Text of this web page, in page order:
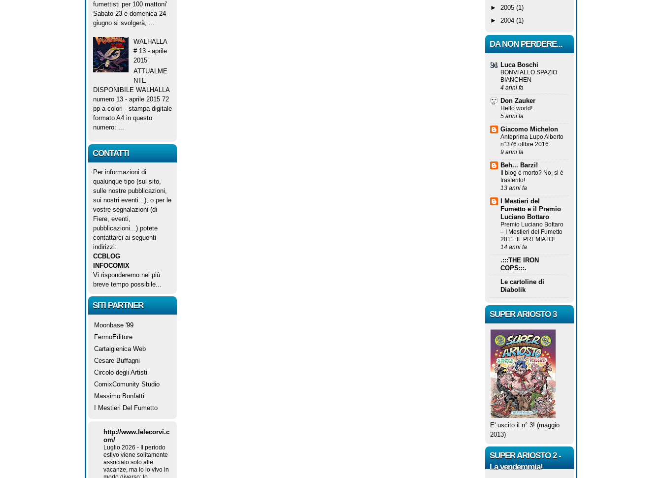
fumettisti per 100 mattoni'
Sabato 23 e domenica 24
giugno si svolgerà, ...
WALHALLA
# 13 - aprile
2015
ATTUALME
NTE
DISPONIBILE WALHALLA
numero 13 - aprile 2015 72
pp a colori - stampa digitale
formato A4 in questo
numero: ...
CONTATTI
Per informazioni di
qualunque tipo (sul sito,
sulle nostre pubblicazioni,
sui nostri eventi...), o per le
vostre segnalazioni (di
Fiere, eventi,
pubblicazioni...) potete
contattarci ai seguenti
indirizzi:
CCBLOG
INFOCOMIX
Vi risponderemo nel più
breve tempo possibile...
SITI PARTNER
Moonbase '99
FermoEditore
Cartaigienica Web
Cesare Buffagni
Circolo degli Artisti
ComixComunity Studio
Massimo Bonfatti
I Mestieri Del Fumetto
http://www.lelecorvi.c
om/
Luglio 2026 - Il periodo
estivo viene solitamente
associato solo alle
vacanze, ma io lo vivo in
► 2005 (1)
► 2004 (1)
DA NON PERDERE...
Luca Boschi
BONVI ALLO SPAZIO
BIANCHEN
4 anni fa
Don Zauker
Hello world!
5 anni fa
Giacomo Michelon
Anteprima Lupo Alberto
n°376 ottbre 2016
9 anni fa
Beh... Barzi!
Il blog è morto? No, si è
trasferito!
13 anni fa
I Mestieri del
Fumetto e il Premio
Luciano Bottaro
Premio Luciano Bottaro
– I Mestieri del Fumetto
2011: IL PREMIATO!
14 anni fa
.:::THE IRON
COPS:::.
Le cartoline di
Diabolik
SUPER ARIOSTO 3
E' uscito il n° 3! (maggio
2013)
SUPER ARIOSTO 2 -
La vendemmia!